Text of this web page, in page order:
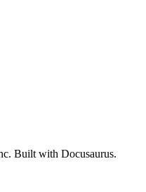
Built with Docusaurus.